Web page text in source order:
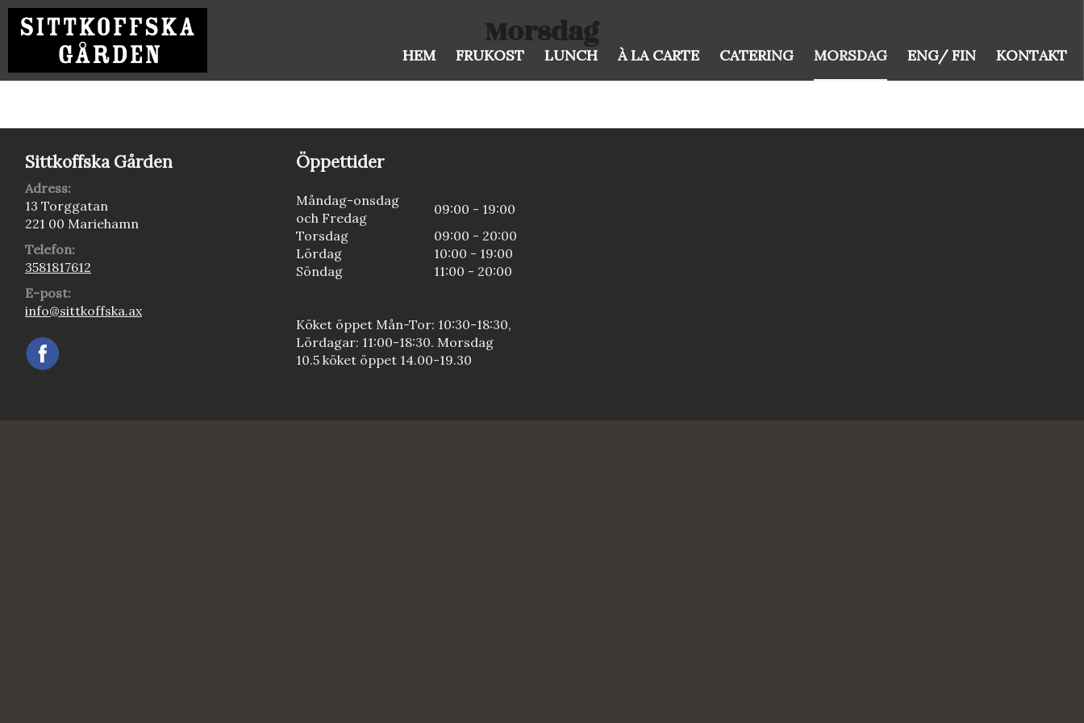
HEM FRUKOST LUNCH À LA CARTE CATERING MORSDAG ENG/ FIN KONTAKT
Morsdag
Sittkoffska Gården
Adress:
13 Torggatan
221 00 Mariehamn
Telefon:
3581817612
E-post:
info@sittkoffska.ax
Öppettider
Måndag-onsdag
och Fredag
09:00 - 19:00
Torsdag
09:00 - 20:00
Lördag
10:00 - 19:00
Söndag
11:00 - 20:00
Köket öppet Mån-Tor: 10:30-18:30,
Lördagar: 11:00-18:30. Morsdag
10.5 köket öppet 14.00-19.30